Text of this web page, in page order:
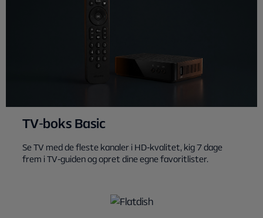
TV‑boks Basic
Se TV med de fleste kanaler i HD‑kvalitet, kig 7 dage
frem i TV‑guiden og opret dine egne favoritlister.